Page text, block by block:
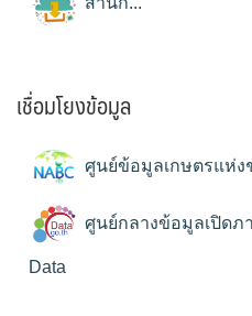
เชื่อมโยงข้อมูล
ศูนย์ข้อมูลเกษตรแห่ง
ศูนย์กลางข้อมูลเปิดภ
Data